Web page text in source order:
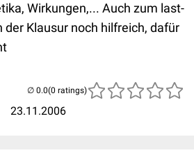
Wirkungen,... Auch zum last-
der Klausur noch hilfreich, dafür
23.11.2006
(0 ratings)